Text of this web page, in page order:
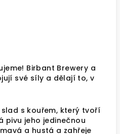
Birbant Brewery a
své síly a dělají to, v
s kouřem, který tvoří
pivu jeho jedinečnou
a hustá a zahřeje